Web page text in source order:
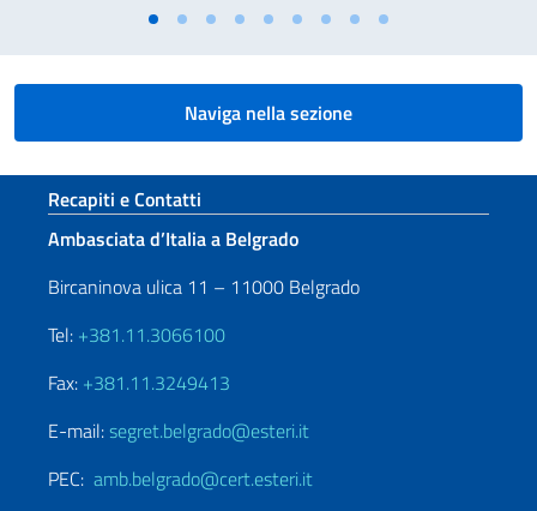
Naviga nella sezione
Sezione footer
Recapiti e Contatti
Ambasciata d’Italia a Belgrado
Bircaninova ulica 11 – 11000 Belgrado
Tel: +381.11.3066100
Fax: +381.11.3249413
E-mail:segret.belgrado@esteri.it
PEC: amb.belgrado@cert.esteri.it